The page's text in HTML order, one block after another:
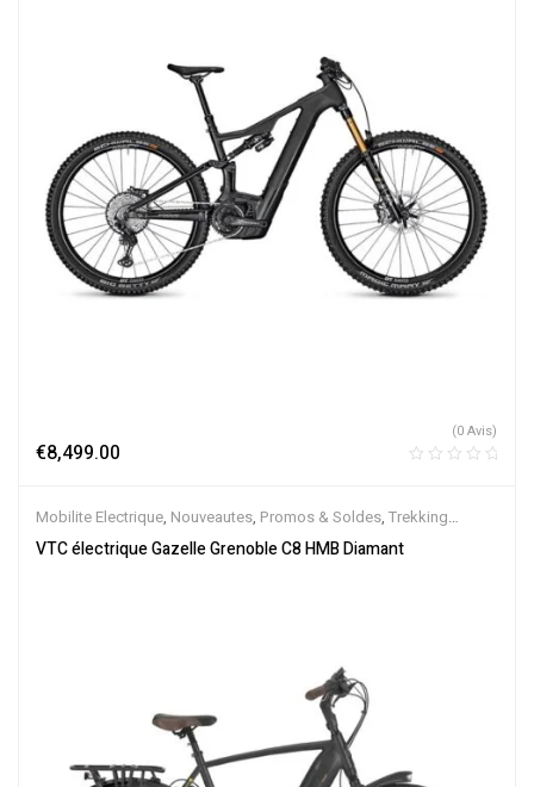
€8,499.00
(0 Avis)
Mobilite Electrique, Nouveautes, Promos & Soldes, Trekking
électrique,Vélo électrique ville,Velos Electriques,VTC Electrique
VTC électrique Gazelle Grenoble C8 HMB Diamant